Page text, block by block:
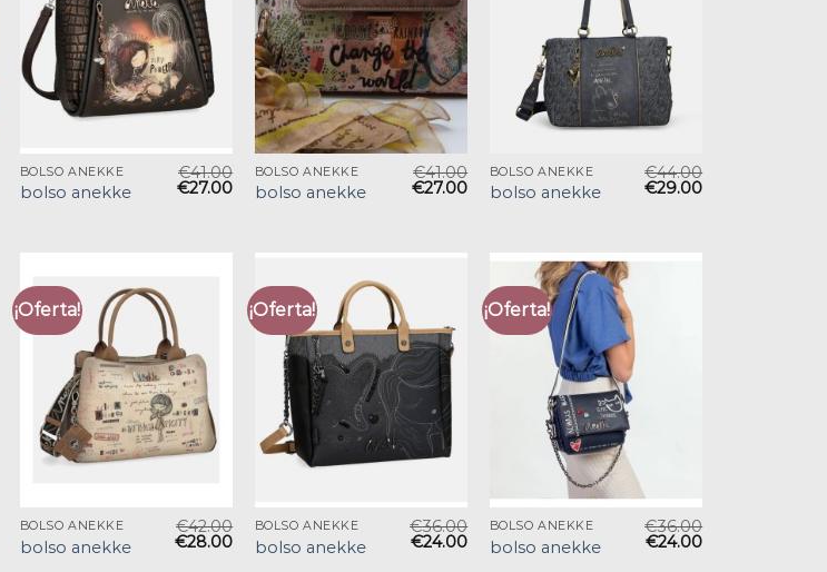
BOLSO ANEKKE
bolso anekke
€41.00
€27.00
BOLSO ANEKKE
bolso anekke
€41.00
€27.00
BOLSO ANEKKE
bolso anekke
€44.00
€29.00
¡Oferta!
BOLSO ANEKKE
bolso anekke
€42.00
€28.00
¡Oferta!
BOLSO ANEKKE
bolso anekke
€36.00
€24.00
¡Oferta!
BOLSO ANEKKE
bolso anekke
€36.00
€24.00